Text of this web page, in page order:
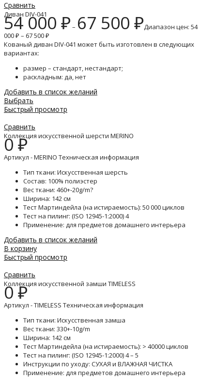
Сравнить
Диван DIV-041
54 000 ₽ – 67 500 ₽Диапазон цен: 54
000 ₽ – 67 500 ₽
Кованый диван DIV-041 может быть изготовлен в следующих
вариантах:
размер – стандарт, нестандарт;
раскладным: да, нет
Добавить в список желаний
Выбрать
Быстрый просмотр
Сравнить
Коллекция искусственной шерсти MERINO
0₽
Артикул - MERINO Техническая информация
Тип ткани: Искусственная шерсть
Состав: 100% полиэстер
Вес ткани: 460+-20g/m?
Ширина: 142 см
Тест Мартиндейла (на истираемость): 50 000 циклов
Тест на пилинг: (ISO 12945-1:2000) 4
Применение: для предметов домашнего интерьера
Добавить в список желаний
В корзину
Быстрый просмотр
Сравнить
Коллекция искусственной замши TIMELESS
0₽
Артикул - TIMELESS Техническая информация
Тип ткани: Искусственная замша
Вес ткани: 330+-10g/m
Ширина: 142 см
Тест Мартиндейла (на истираемость): > 40000 циклов
Тест на пилинг: (ISO 12945-1:2000) 4 – 5
Инструкции по уходу: СУХАЯ и ВЛАЖНАЯ ЧИСТКА
Применение: для предметов домашнего интерьера